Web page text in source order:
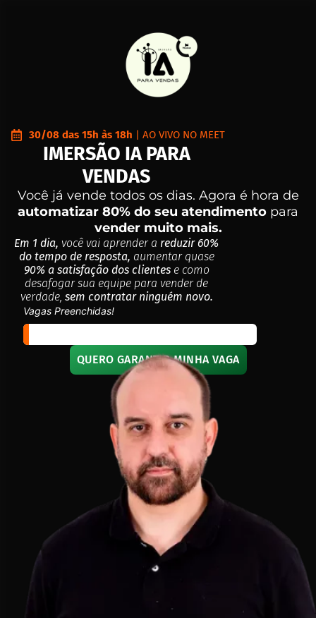
30/08 das 15h às 18h | AO VIVO NO MEET
IMERSÃO IA PARA
VENDAS
Você já vende todos os dias. Agora é hora de
automatizar 80% do seu atendimento para
vender muito mais.
Em 1 dia, você vai aprender a reduzir 60%
do tempo de resposta, aumentar quase
90% a satisfação dos clientes e como
desafogar sua equipe para vender de
verdade, sem contratar ninguém novo.
Vagas Preenchidas!
QUERO GARANTIR MINHA VAGA